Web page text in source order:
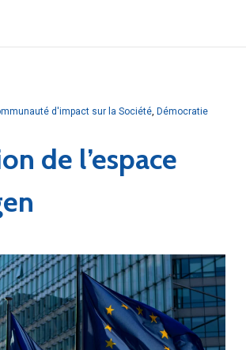
d'impact sur la Société, Démocratie
de l’espace